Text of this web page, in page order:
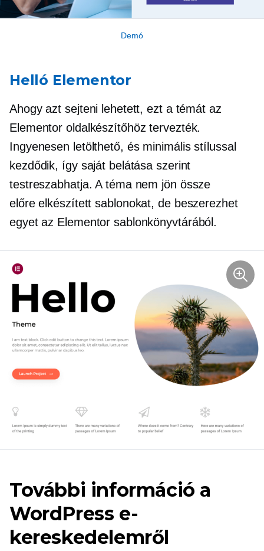
Demó
Helló Elementor
Ahogy azt sejteni lehetett, ezt a témát az
Elementor oldalkészítőhöz tervezték.
Ingyenesen letölthető, és minimális stílussal
kezdődik, így saját belátása szerint
testreszabhatja. A téma nem jön össze
előre elkészített sablonokat, de beszerezhet
egyet az Elementor sablonkönyvtárából.
További információ a
WordPress e-
kereskedelemről